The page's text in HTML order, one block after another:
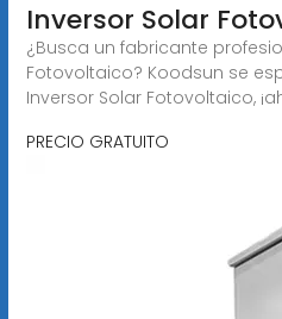
Inversor Solar
¿Busca un fabricante
Fotovoltaico? Koodsun se
Inversor Solar Fotovoltaico,
PRECIO GRATUITO